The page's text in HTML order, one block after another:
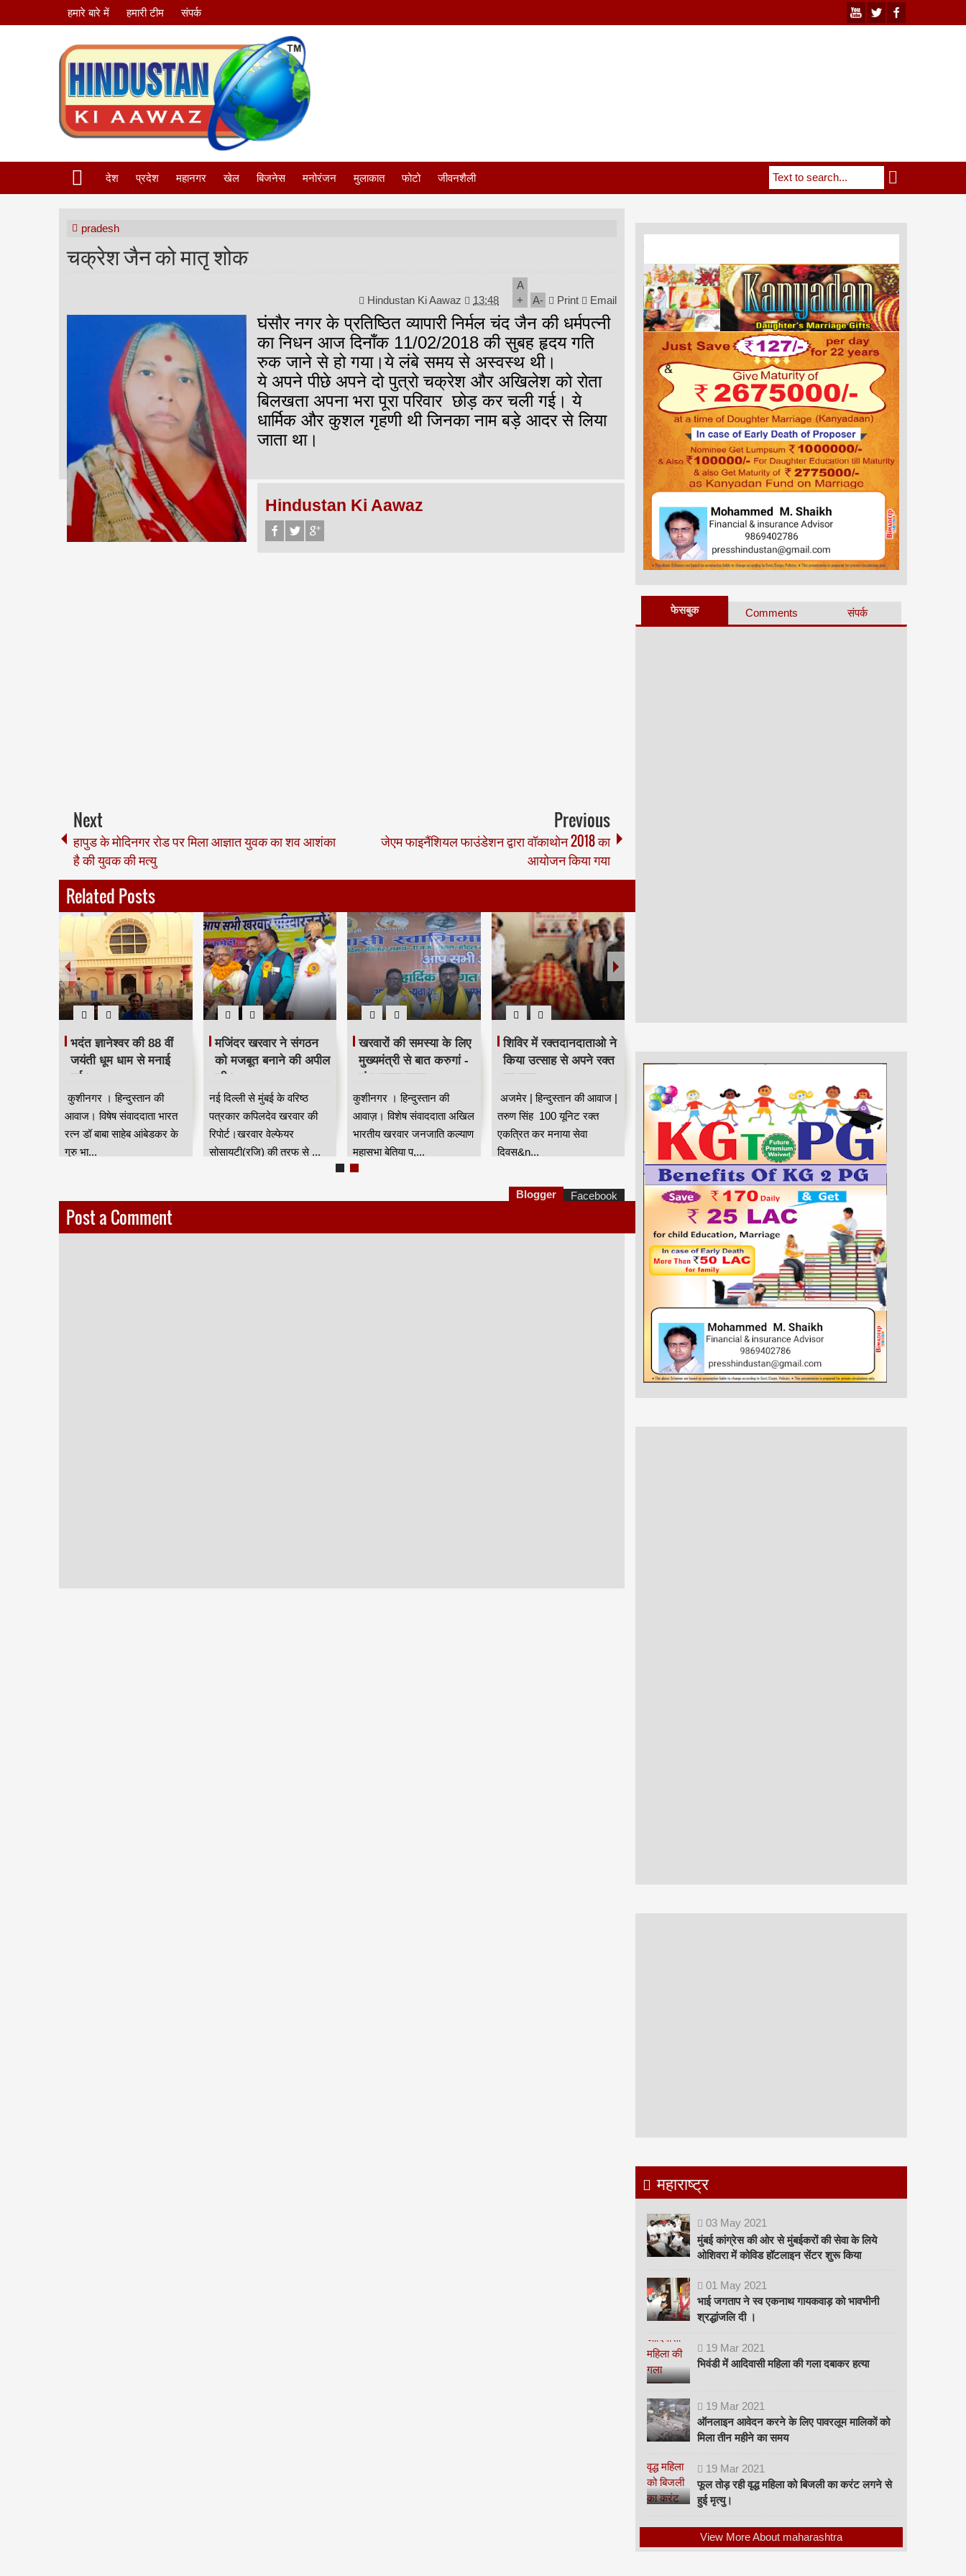
हमारे बारे में हमारी टीम संपर्क
देश प्रदेश महानगर खेल बिजनेस मनोरंजन मुलाकात फोटो जीवनशैली
pradesh
चक्रेश जैन को मातृ शोक
Hindustan Ki Aawaz 13:48
A
+
A- Print Email
घंसौर नगर के प्रतिष्ठित व्यापारी निर्मल चंद जैन की धर्मपत्नी
का निधन आज दिनाँक 11/02/2018 की सुबह हृदय गति
रुक जाने से हो गया।ये लंबे समय से अस्वस्थ थी।
ये अपने पीछे अपने दो पुत्रो चक्रेश और अखिलेश को रोता
बिलखता अपना भरा पूरा परिवार छोड़ कर चली गई। ये
धार्मिक और कुशल गृहणी थी जिनका नाम बड़े आदर से लिया
जाता था।
Hindustan Ki Aawaz
Next
हापुड के मोदिनगर रोड पर मिला आज्ञात युवक का शव आशंका
है की युवक की मत्यु
Previous
जेएम फाइनैंशियल फाउंडेशन द्वारा वॉकाथोन 2018 का
आयोजन किया गया
Related Posts
भदंत ज्ञानेश्वर की 88 वीं
जयंती धूम धाम से मनाई
गई।
कुशीनगर । हिन्दुस्तान की
आवाज। विषेष संवाददाता भारत
रत्न डॉ बाबा साहेब आंबेडकर के
गुरु भा...
मजिंदर खरवार ने संगठन
को मजबूत बनाने की अपील
की।
नई दिल्ली से मुंबई के वरिष्ठ
पत्रकार कपिलदेव खरवार की
रिपोर्ट।खरवार वेल्फेयर
सोसायटी(रजि) की तरफ से ...
खरवारों की समस्या के लिए
मुख्यमंत्री से बात करुगां -
शंभू कुमार सुमन
कुशीनगर । हिन्दुस्तान की
आवाज़। विशेष संवाददाता अखिल
भारतीय खरवार जनजाति कल्याण
महासभा बेतिया प,...
शिविर में रक्तदानदाताओ ने
किया उत्साह से अपने रक्त
का दान
अजमेर | हिन्दुस्तान की आवाज |
तरुण सिंह 100 यूनिट रक्त
एकत्रित कर मनाया सेवा
दिवस&n...
Post a Comment
Blogger Facebook
फेसबुक Comments संपर्क
महाराष्ट्र
03 May 2021
मुंबई कांग्रेस की ओर से मुंबईकरों की सेवा के लिये
ओशिवरा में कोविड हॉटलाइन सेंटर शुरू किया
01 May 2021
भाई जगताप ने स्व एकनाथ गायकवाड़ को भावभीनी
श्रद्धांजलि दी ।
19 Mar 2021
भिवंडी में आदिवासी महिला की गला दबाकर हत्या
19 Mar 2021
ऑनलाइन आवेदन करने के लिए पावरलूम मालिकों को
मिला तीन महीने का समय
19 Mar 2021
फूल तोड़ रही वृद्ध महिला को बिजली का करंट लगने से
हुई मृत्यु।
View More About maharashtra